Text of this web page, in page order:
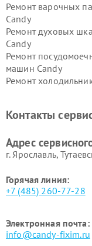
Ремонт варочных
Candy
Ремонт духовых
Candy
Ремонт
машин Candy
Ремонт
Контакты
Адрес
г. Ярославль,
Горячая линия:
+7 (485) 260-77-28
Электронная почта:
info@candy-fixim.ru